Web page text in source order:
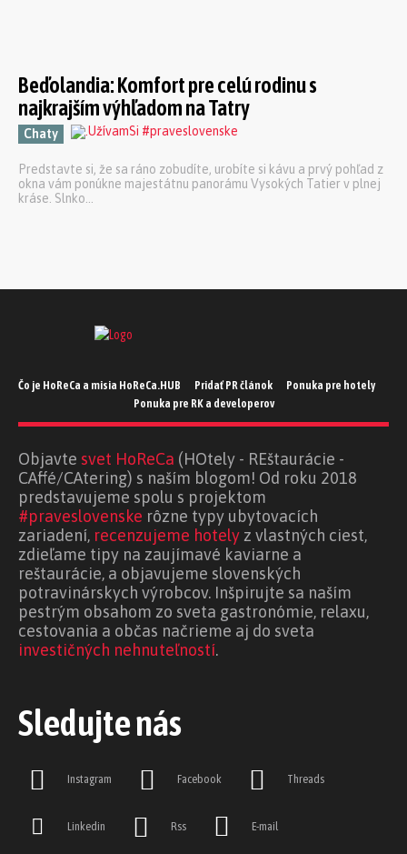
Beďolandia: Komfort pre celú rodinu s
najkrajším výhľadom na Tatry
Chaty
Predstavte si, že sa ráno zobudíte, urobíte si kávu a prvý pohľad z
okna vám ponúkne majestátnu panorámu Vysokých Tatier v plnej
kráse. Slnko...
Čo je HoReCa a misia HoReCa.HUB Pridať PR článok
Ponuka pre hotely
Ponuka pre RK a developerov
Objavte svet HoReCa (HOtely - REštaurácie -
CAffé/CAtering) s naším blogom! Od roku 2018
predstavujeme spolu s projektom
#praveslovenske rôzne typy ubytovacích
zariadení, recenzujeme hotely z vlastných ciest,
zdieľame tipy na zaujímavé kaviarne a
reštaurácie, a objavujeme slovenských
potravinárskych výrobcov. Inšpirujte sa naším
pestrým obsahom zo sveta gastronómie, relaxu,
cestovania a občas načrieme aj do sveta
investičných nehnuteľností.
Sledujte nás
Instagram Facebook Threads
Linkedin Rss E-mail